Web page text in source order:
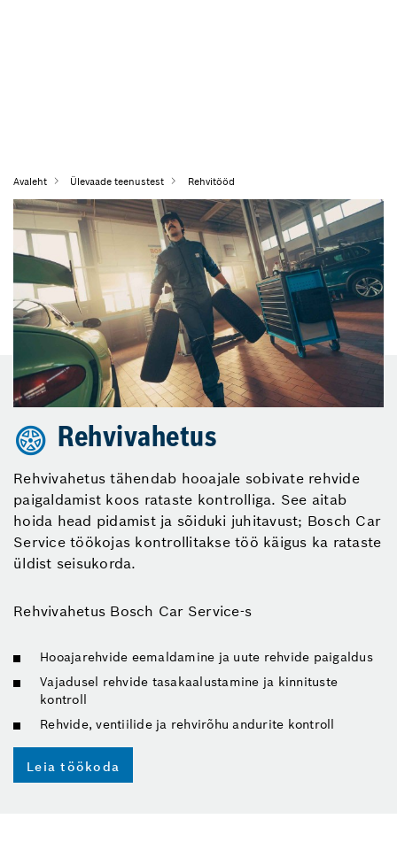
Avaleht Ülevaade teenustest Rehvitööd
Rehvivahetus
Rehvivahetus tähendab hooajale sobivate rehvide
paigaldamist koos rataste kontrolliga. See aitab
hoida head pidamist ja sõiduki juhitavust; Bosch Car
Service töökojas kontrollitakse töö käigus ka rataste
üldist seisukorda.
Rehvivahetus Bosch Car Service-s
Hooajarehvide eemaldamine ja uute rehvide paigaldus
Vajadusel rehvide tasakaalustamine ja kinnituste
kontroll
Rehvide, ventiilide ja rehvirõhu andurite kontroll
Leia töökoda